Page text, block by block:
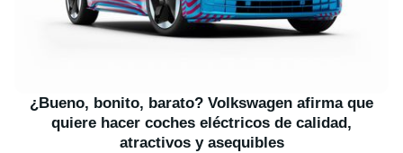
¿Bueno, bonito, barato? Volkswagen afirma que
quiere hacer coches eléctricos de calidad,
atractivos y asequibles